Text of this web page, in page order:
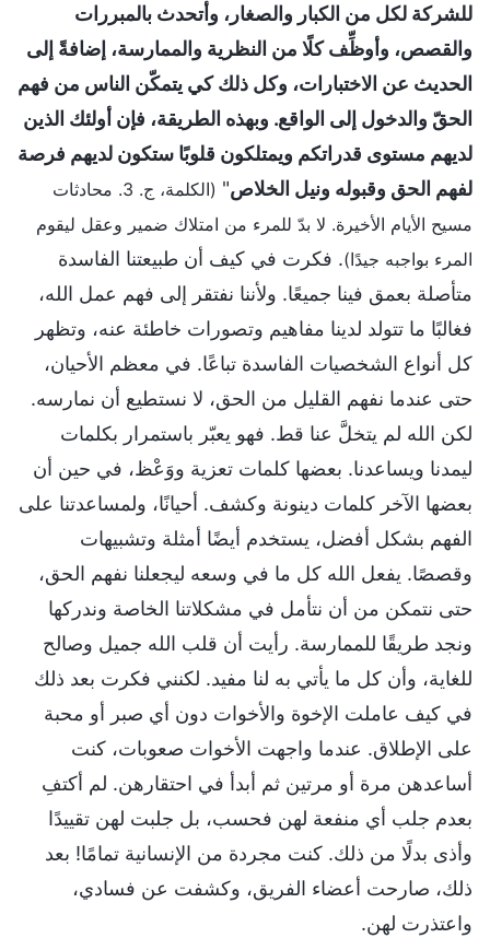
للشركة لكل من الكبار والصغار، وأتحدث بالمبررات
والقصص، وأوظِّف كلًا من النظرية والممارسة، إضافةً إلى
الحديث عن الاختبارات، وكل ذلك كي يتمكّن الناس من فهم
الحقّ والدخول إلى الواقع. وبهذه الطريقة، فإن أولئك الذين
لديهم مستوى قدراتكم ويمتلكون قلوبًا ستكون لديهم فرصة
لفهم الحق وقبوله ونيل الخلاص"
(الكلمة، ج. 3. محادثات
مسيح الأيام الأخيرة. لا بدّ للمرء من امتلاك ضمير وعقل ليقوم
المرء بواجبه جيدًا). فكرت في كيف أن طبيعتنا الفاسدة
متأصلة بعمق فينا جميعًا. ولأننا نفتقر إلى فهم عمل الله،
فغالبًا ما تتولد لدينا مفاهيم وتصورات خاطئة عنه، وتظهر
كل أنواع الشخصيات الفاسدة تباعًا. في معظم الأحيان،
حتى عندما نفهم القليل من الحق، لا نستطيع أن نمارسه.
لكن الله لم يتخلَّ عنا قط. فهو يعبّر باستمرار بكلمات
ليمدنا ويساعدنا. بعضها كلمات تعزية ووَعْظ، في حين أن
بعضها الآخر كلمات دينونة وكشف. أحيانًا، ولمساعدتنا على
الفهم بشكل أفضل، يستخدم أيضًا أمثلة وتشبيهات
وقصصًا. يفعل الله كل ما في وسعه ليجعلنا نفهم الحق،
حتى نتمكن من أن نتأمل في مشكلاتنا الخاصة وندركها
ونجد طريقًا للممارسة. رأيت أن قلب الله جميل وصالح
للغاية، وأن كل ما يأتي به لنا مفيد. لكنني فكرت بعد ذلك
في كيف عاملت الإخوة والأخوات دون أي صبر أو محبة
على الإطلاق. عندما واجهت الأخوات صعوبات، كنت
أساعدهن مرة أو مرتين ثم أبدأ في احتقارهن. لم أكتفِ
بعدم جلب أي منفعة لهن فحسب، بل جلبت لهن تقييدًا
وأذى بدلًا من ذلك. كنت مجردة من الإنسانية تمامًا! بعد
ذلك، صارحت أعضاء الفريق، وكشفت عن فسادي،
واعتذرت لهن.